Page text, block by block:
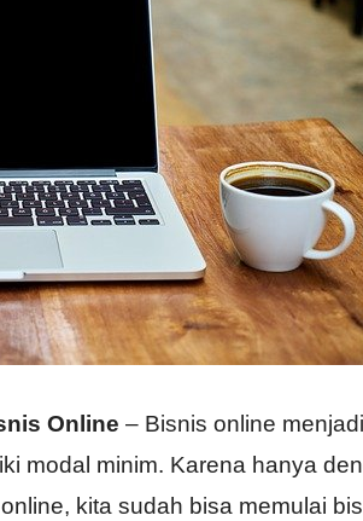
Online – Bisnis online menjadi
modal minim. Karena hanya
kita sudah bisa memulai